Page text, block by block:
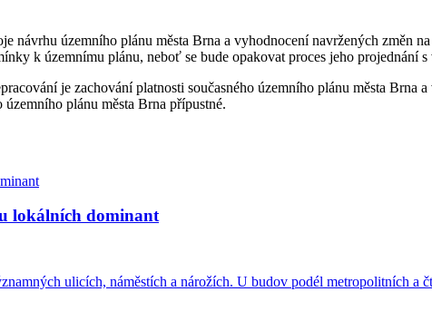
návrhu územního plánu města Brna a vyhodnocení navržených změn
k územnímu plánu, neboť se bude opakovat proces jeho projednání s
je zachování platnosti současného územního plánu města Brna
plánu města Brna přípustné.
lokálních dominant
ulicích, náměstích a nárožích. U budov podél metropolitních